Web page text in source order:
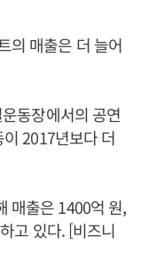
의 매출은 더 늘어
동장에서의 공연
2017년보다 더
매출은 1400억 원,
고 있다. [비즈니